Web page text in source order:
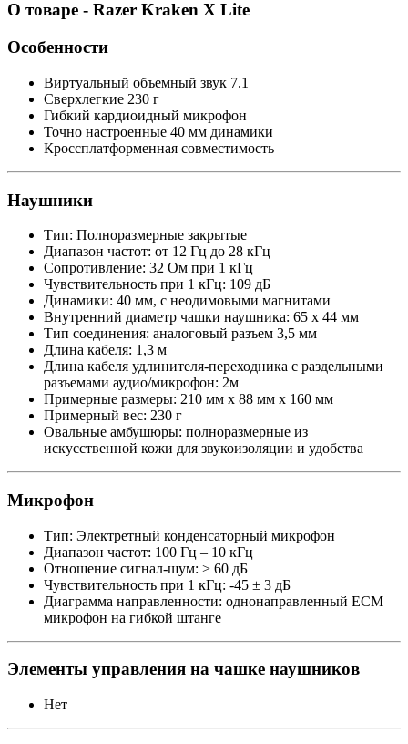
О товаре - Razer Kraken X Lite
Особенности
Виртуальный объемный звук 7.1
Сверхлегкие 230 г
Гибкий кардиоидный микрофон
Точно настроенные 40 мм динамики
Кроссплатформенная совместимость
Наушники
Тип: Полноразмерные закрытые
Диапазон частот: от 12 Гц до 28 кГц
Сопротивление: 32 Ом при 1 кГц
Чувствительность при 1 кГц: 109 дБ
Динамики: 40 мм, с неодимовыми магнитами
Внутренний диаметр чашки наушника: 65 х 44 мм
Тип соединения: аналоговый разъем 3,5 мм
Длина кабеля: 1,3 м
Длина кабеля удлинителя-переходника с раздельными
разъемами аудио/микрофон: 2м
Примерные размеры: 210 мм x 88 мм x 160 мм
Примерный вес: 230 г
Овальные амбушюры: полноразмерные из
искусственной кожи для звукоизоляции и удобства
Микрофон
Тип: Электретный конденсаторный микрофон
Диапазон частот: 100 Гц – 10 кГц
Отношение сигнал-шум: > 60 дБ
Чувствительность при 1 кГц: -45 ± 3 дБ
Диаграмма направленности: однонаправленный ECM
микрофон на гибкой штанге
Элементы управления на чашке наушников
Нет